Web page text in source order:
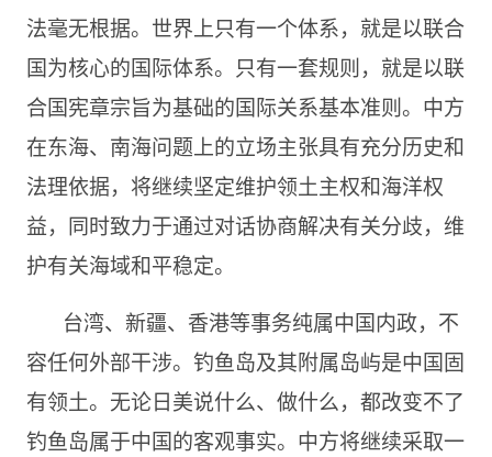
法毫无根据。世界上只有一个体系，就是以联合
国为核心的国际体系。只有一套规则，就是以联
合国宪章宗旨为基础的国际关系基本准则。中方
在东海、南海问题上的立场主张具有充分历史和
法理依据，将继续坚定维护领土主权和海洋权
益，同时致力于通过对话协商解决有关分歧，维
护有关海域和平稳定。
台湾、新疆、香港等事务纯属中国内政，不
容任何外部干涉。钓鱼岛及其附属岛屿是中国固
有领土。无论日美说什么、做什么，都改变不了
钓鱼岛属于中国的客观事实。中方将继续采取一